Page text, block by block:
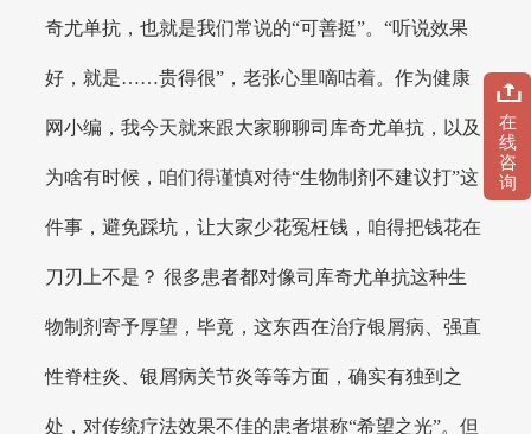
奇尤单抗，也就是我们常说的“可善挺”。“听说效果
好，就是……贵得很”，老张心里嘀咕着。作为健康
网小编，我今天就来跟大家聊聊司库奇尤单抗，以及
为啥有时候，咱们得谨慎对待“生物制剂不建议打”这
件事，避免踩坑，让大家少花冤枉钱，咱得把钱花在
刀刃上不是？ 很多患者都对像司库奇尤单抗这种生
物制剂寄予厚望，毕竟，这东西在治疗银屑病、强直
性脊柱炎、银屑病关节炎等等方面，确实有独到之
处，对传统疗法效果不佳的患者堪称“希望之光”。但
在
线
咨
询